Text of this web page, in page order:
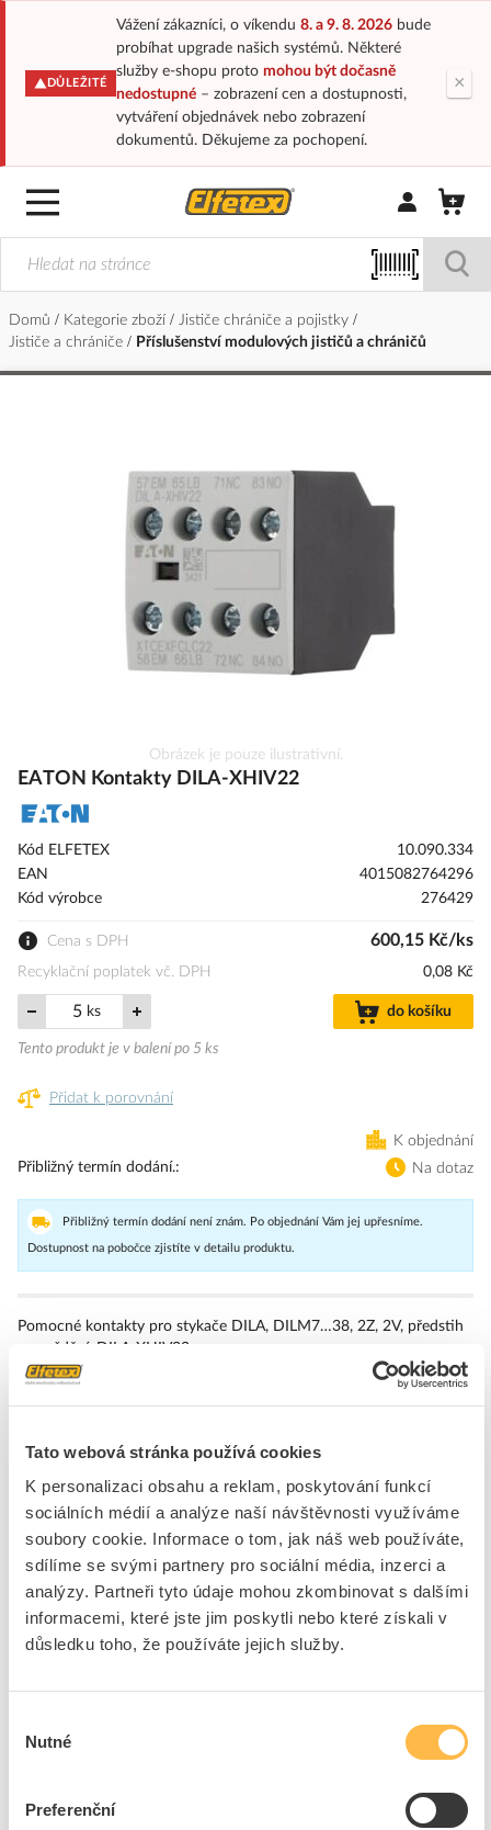
Tato webová stránka používá cookies
K personalizaci obsahu a reklam, poskytování funkcí
sociálních médií a analýze naší návštěvnosti využíváme
soubory cookie. Informace o tom, jak náš web používáte,
sdílíme se svými partnery pro sociální média, inzerci a
analýzy. Partneři tyto údaje mohou zkombinovat s dalšími
informacemi, které jste jim poskytli nebo které získali v
důsledku toho, že používáte jejich služby.
souhlasu
Nutné
Preferenční
DŮLEŽITÉ
Vážení zákazníci, o víkendu 8. a 9. 8. 2026bude
probíhat upgrade našich systémů. Některé
služby e-shopu proto mohou být dočasně
nedostupné– zobrazení cen a dostupnosti,
vytváření objednávek nebo zobrazení
dokumentů. Děkujeme za pochopení.
×
Přihlásit/
Domů Kategorie zboží
Jističe chrániče a pojistky
Jističe a chrániče
Příslušenství modulových jističů a chráničů
na
galerie
s
Obrázek je pouze ilustrativní.
EATON Kontakty DILA-XHIV22
Kód ELFETEX
10.090.334
EAN
4015082764296
Kód výrobce
276429
Cena s DPH 600,15 Kč/ks
Recyklační poplatek vč. DPH 0,08 Kč
ks do košíku
Tento produkt je v balení po 5 ks
Přidat k porovnání
K objednání
Přibližný termín dodání.
Na dotaz
Přibližný termín dodání není znám. Po objednání Vám jej upřesníme.
Dostupnost na pobočce zjistíte v detailu produktu.
Pomocné kontakty pro stykače DILA, DILM7…38, 2Z, 2V, předstih
a zpoždění, DILA-XHIV22
Bloky pomocných spínačů
Počet spínacích kontaktů
15,230V
Typ elektrického připojení
Způsob montáže
Přední montáž
GPSR Details
Odpovědnost za produkt +